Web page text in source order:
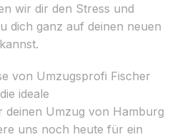
wir dir den Stress und
dich ganz auf deinen neuen
von Umzugsprofi Fischer
ideale
Umzug von Hamburg
uns noch heute für ein